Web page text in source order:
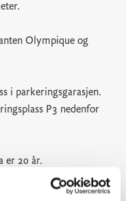
Olympique og
i parkeringsgarasjen.
P3 nedenfor
er 20 år.
for mer info.